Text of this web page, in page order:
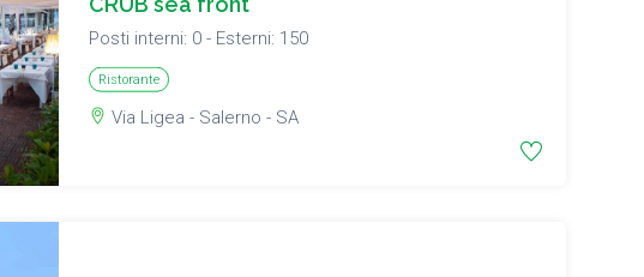
Posti interni: 0 - Esterni: 150
Ristorante
Via Ligea - Salerno - SA